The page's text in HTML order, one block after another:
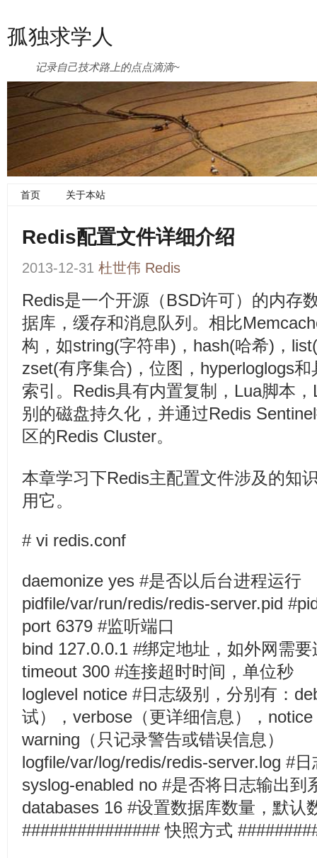
孤独求学人
记录自己技术路上的点点滴滴~
首页 关于本站
Redis配置文件详细介绍
2013-12-31 杜世伟 Redis
Redis是一个开源（BSD许可）的内存
据库，缓存和消息队列。相比
构，如string(字符串)，hash(哈希)，
zset(有序集合)，位图，hyperloglogs
索引。Redis具有内置复制，Lua脚本
别的磁盘持久化，并通过Redis
区的Redis Cluster。
本章学习下Redis主配置文件涉及的知
用它。
# vi redis.conf
daemonize yes #是否以后台进程运行
pidfile/var/run/redis/redis-server.pid
port 6379 #监听端口
bind 127.0.0.1 #绑定地址，如外网需
timeout 300 #连接超时时间，单位秒
loglevel notice #日志级别，分别有：
试），verbose（更详细信息），
warning（只记录警告或错误信息）
logfile/var/log/redis/redis-server.log #
syslog-enabled no #是否将日志输出到
databases 16 #设置数据库数量，默认
############### 快照方式